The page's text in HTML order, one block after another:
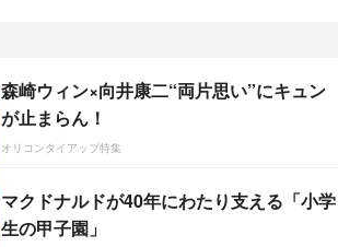
森崎ウィン×向井康二“両片思い”にキュン
が止まらん！
オリコンタイアップ特集
マクドナルドが40年にわたり支える「小学
生の甲子園」